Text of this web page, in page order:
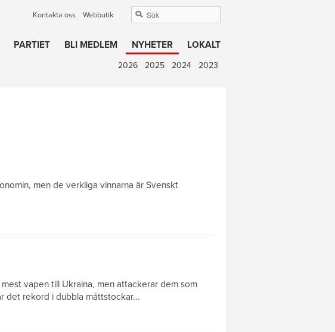
Kontakta oss Webbutik
PARTIET BLI MEDLEM NYHETER LOKALT
2026 2025 2024 2023
men de verkliga vinnarna är Svenskt
vapen till Ukraina, men attackerar dem som
det rekord i dubbla måttstockar...